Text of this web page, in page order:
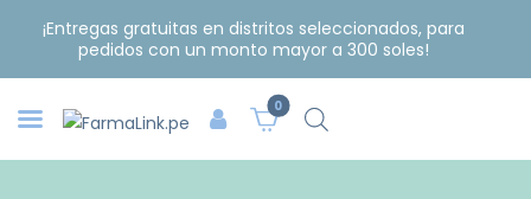
¡Entregas gratuitas en distritos seleccionados, para
pedidos con un monto mayor a 300 soles!
0